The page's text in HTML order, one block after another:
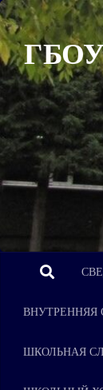
Перейти к
ВНУТРЕННЯЯ
ШКОЛЬНАЯ